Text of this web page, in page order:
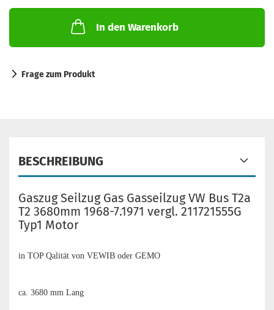
In den Warenkorb
Frage zum Produkt
BESCHREIBUNG
Gaszug Seilzug Gas Gasseilzug VW Bus T2a
T2 3680mm 1968-7.1971 vergl. 211721555G
Typ1 Motor
in TOP Qalität von VEWIB oder GEMO
ca. 3680 mm Lang